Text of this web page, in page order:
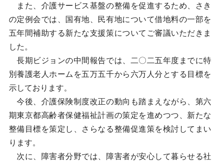
また、介護サービス基盤の整備を促進するため、さき
の定例会では、国有地、民有地について借地料の一部を
五年間補助する新たな支援策についてご審議いただきま
した。
長期ビジョンの中間報告では、二〇二五年度までに特
別養護老人ホームを五万五千から六万人分とする目標を
示しております。
今後、介護保険制度改正の動向も踏まえながら、第六
期東京都高齢者保健福祉計画の策定を進めつつ、新たな
整備目標を策定し、さらなる整備促進策を検討してまい
ります。
次に、障害者分野では、障害者が安心して暮らせる社